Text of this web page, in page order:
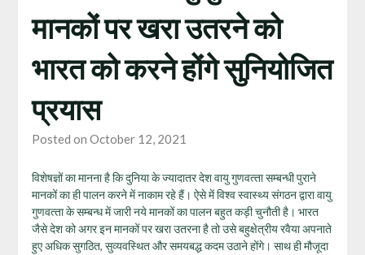
मानकों पर खरा उतरने को
भारत को करने होंगे सुनियोजित
प्रयास
Posted on October 12, 2021
विशेषज्ञों का मानना है कि दुनिया के ज्‍यादातर देश वायु गुणवत्‍ता सम्‍बन्‍धी पुराने
मानकों का ही पालन करने में नाकाम रहे हैं। ऐसे में विश्‍व स्‍वास्‍थ्‍य संगठन द्वारा वायु
गुणवत्‍ता के सम्‍बन्‍ध में जारी नये मानकों का पालन बहुत कड़ी चुनौती है। भारत
जैसे देश को अगर इन मानकों पर खरा उतरना है तो उसे बहुक्षेत्रीय रवैया अपनाते
हुए अधिक सुगठित, सुव्‍यवस्थित और समयबद्ध कदम उठाने होंगे। साथ ही मौजूदा